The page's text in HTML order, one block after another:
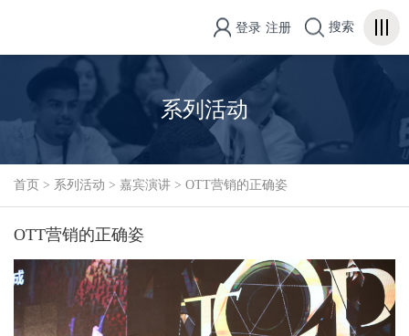
登录 注册 搜索
系列活动
首页 > 系列活动 > 嘉宾演讲 > OTT营销的正确姿
OTT营销的正确姿